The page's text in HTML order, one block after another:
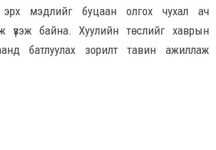
мэдлийг буцаан олгох чухал ач
үзэж байна. Хуулийн төслийг хаврын
батлуулах зорилт тавин ажиллаж